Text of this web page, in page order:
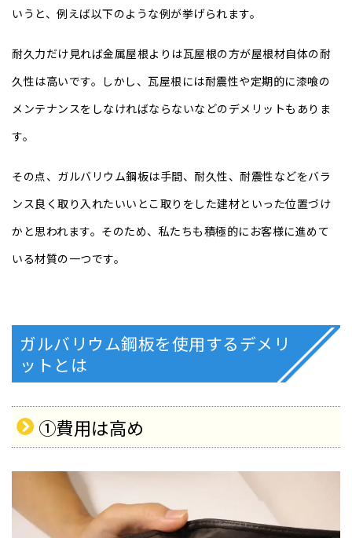
いうと、例えば以下のような例が挙げられます。
耐久力だけ見れば金属屋根よりは瓦屋根の方が屋根材自体の耐
久性は高いです。しかし、瓦屋根には耐震性や定期的に漆喰の
メンテナンスをしなければならないなどのデメリットもありま
す。
その点、ガルバリウム鋼板は手間、耐久性、耐震性などをバラ
ンス良く取り入れたいいとこ取りをした建材といった位置づけ
かと思われます。そのため、私たちも積極的にお客様に進めて
いる材質の一つです。
ガルバリウム鋼板を使用するデメリ
ットとは
①費用は高め